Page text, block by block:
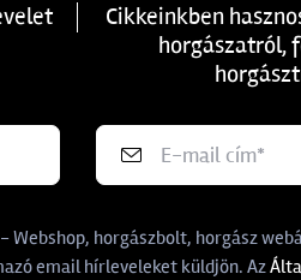
Cikkeinkben
horgászatról,
Webshop, horgászbolt, horgász
email hírleveleket küldjön. Az